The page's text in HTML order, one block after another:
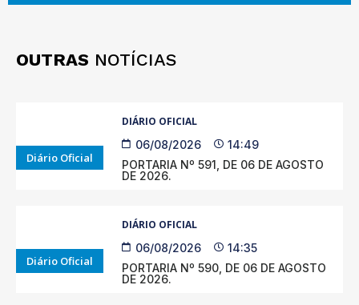
OUTRAS NOTÍCIAS
Diário Oficial
DIÁRIO OFICIAL
06/08/2026
14:49
PORTARIA Nº 591, DE 06 DE AGOSTO
DE 2026.
Diário Oficial
DIÁRIO OFICIAL
06/08/2026
14:35
PORTARIA Nº 590, DE 06 DE AGOSTO
DE 2026.